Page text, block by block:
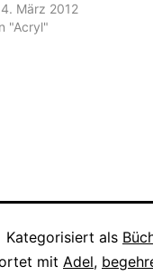
März 2012
"Acryl"
Kategorisiert als
mit Adel,